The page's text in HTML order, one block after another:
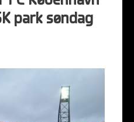
park søndag